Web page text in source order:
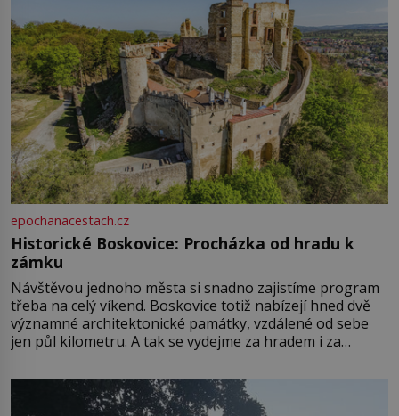
epochanacestach.cz
Historické Boskovice: Procházka od hradu k
zámku
Návštěvou jednoho města si snadno zajistíme program
třeba na celý víkend. Boskovice totiž nabízejí hned dvě
významné architektonické památky, vzdálené od sebe
jen půl kilometru. A tak se vydejme za hradem i za
Boskovice na okraji Drahanské vrchoviny vznikla někdy
ve13. století, a už v roce 1313 kronikáři zaznamenali